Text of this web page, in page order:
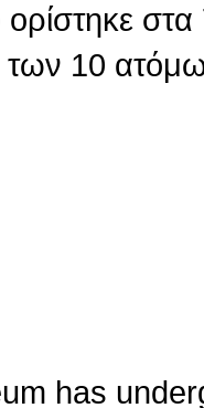
ορίστηκε
10
has